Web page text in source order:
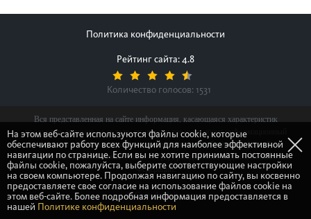
Политика конфиденциальности
Рейтинг сайта: 4.8
Количество голосов: 1531
Вся представленная на сайте информация, касающаяся характеристик
продуктов, наличия на складе, стоимости товаров, носит информационный
характер и ни при каких условиях не является публичной офертой,
определяемой положениями Статьи 437(2) Гражданского кодекса Российской
Федерации.
© Gretsch-Unitas group
На этом веб-сайте используются файлы cookie, которые
обеспечивают работу всех функций для наиболее эффективной
навигации по странице. Если вы не хотите принимать постоянные
файлы cookie, пожалуйста, выберите соответствующие настройки
на своем компьютере. Продолжая навигацию по сайту, вы косвенно
предоставляете свое согласие на использование файлов cookie на
этом веб-сайте. Более подробная информация предоставляется в
нашей Политике конфиденциальности